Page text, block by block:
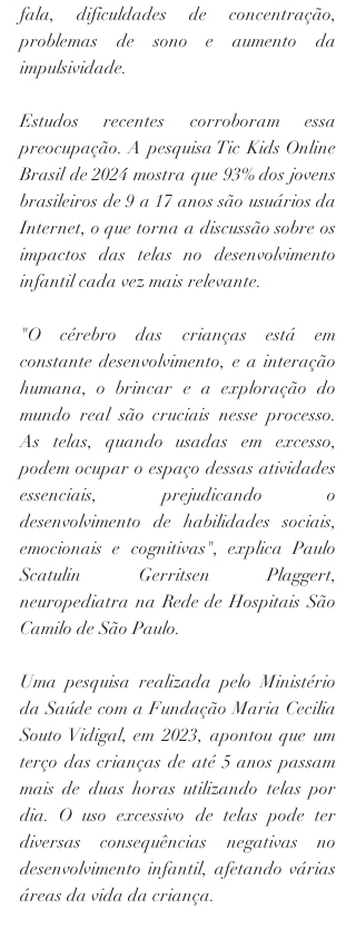
fala, dificuldades de concentração,
problemas de sono e aumento da
impulsividade.
Estudos recentes corroboram essa
preocupação. A pesquisa Tic Kids Online
Brasil de 2024 mostra que 93% dos jovens
brasileiros de 9 a 17 anos são usuários da
Internet, o que torna a discussão sobre os
impactos das telas no desenvolvimento
infantil cada vez mais relevante.
"O cérebro das crianças está em
constante desenvolvimento, e a interação
humana, o brincar e a exploração do
mundo real são cruciais nesse processo.
As telas, quando usadas em excesso,
podem ocupar o espaço dessas atividades
essenciais, prejudicando o
desenvolvimento de habilidades sociais,
emocionais e cognitivas", explica Paulo
Scatulin Gerritsen Plaggert,
neuropediatra na Rede de Hospitais São
Camilo de São Paulo.
Uma pesquisa realizada pelo Ministério
da Saúde com a Fundação Maria Cecilia
Souto Vidigal, em 2023, apontou que um
terço das crianças de até 5 anos passam
mais de duas horas utilizando telas por
dia. O uso excessivo de telas pode ter
diversas consequências negativas no
desenvolvimento infantil, afetando várias
áreas da vida da criança.